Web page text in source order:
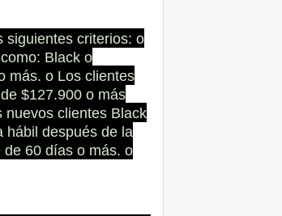
siguientes criterios: o
Black o
más. o Los clientes
$127.900 o más
nuevos clientes Black
hábil después de la
60 días o más. o